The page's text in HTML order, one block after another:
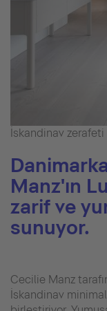
İskandinav zerafeti
Manz'ın
zarif ve
sunuyor.
Cecilie Manz
İskandinav